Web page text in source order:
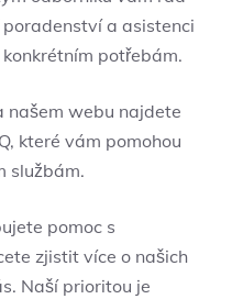
a asistenci
potřebám.
našem webu najdete
které vám pomohou
službám.
pomoc s
zjistit více o našich
Naší prioritou je